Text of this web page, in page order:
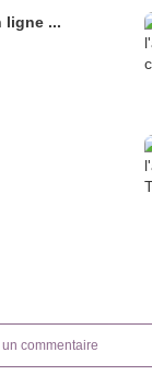
ligne ...
commentaire